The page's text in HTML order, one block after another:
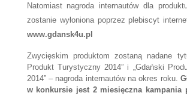
Natomiast nagroda internautów dla
zostanie wyłoniona poprzez plebiscyt
www.gdansk4u.pl
Zwycięskim produktom zostaną nadane
Produkt Turystyczny 2014” i „Gdański
2014” – nagroda internautów na okres roku.
w konkursie jest 2 miesięczna kampania